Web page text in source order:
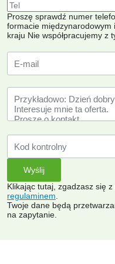
Proszę sprawdź numer
formacie
kraju Nie współpracujemy z
Klikając tutaj, zgadzasz się z
regulaminem
Twoje dane będą
na zapytanie.